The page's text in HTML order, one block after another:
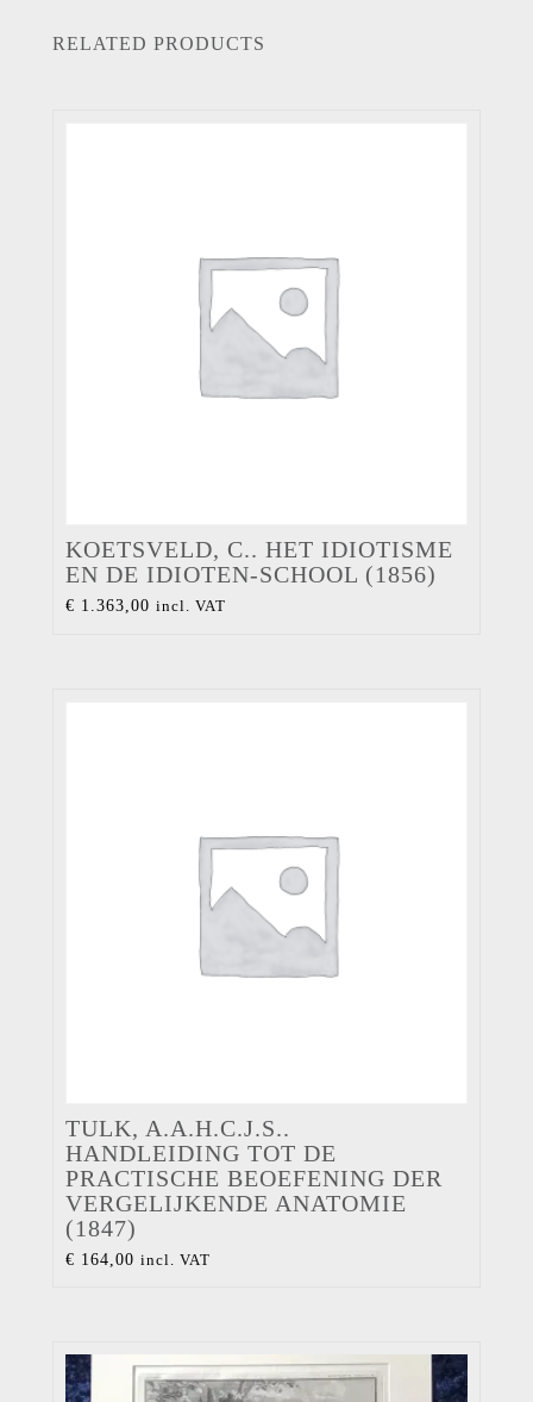
RELATED PRODUCTS
KOETSVELD, C.. HET IDIOTISME
EN DE IDIOTEN-SCHOOL (1856)
€ 1.363,00 incl. VAT
TULK, A.A.H.C.J.S..
HANDLEIDING TOT DE
PRACTISCHE BEOEFENING DER
VERGELIJKENDE ANATOMIE
(1847)
€ 164,00 incl. VAT